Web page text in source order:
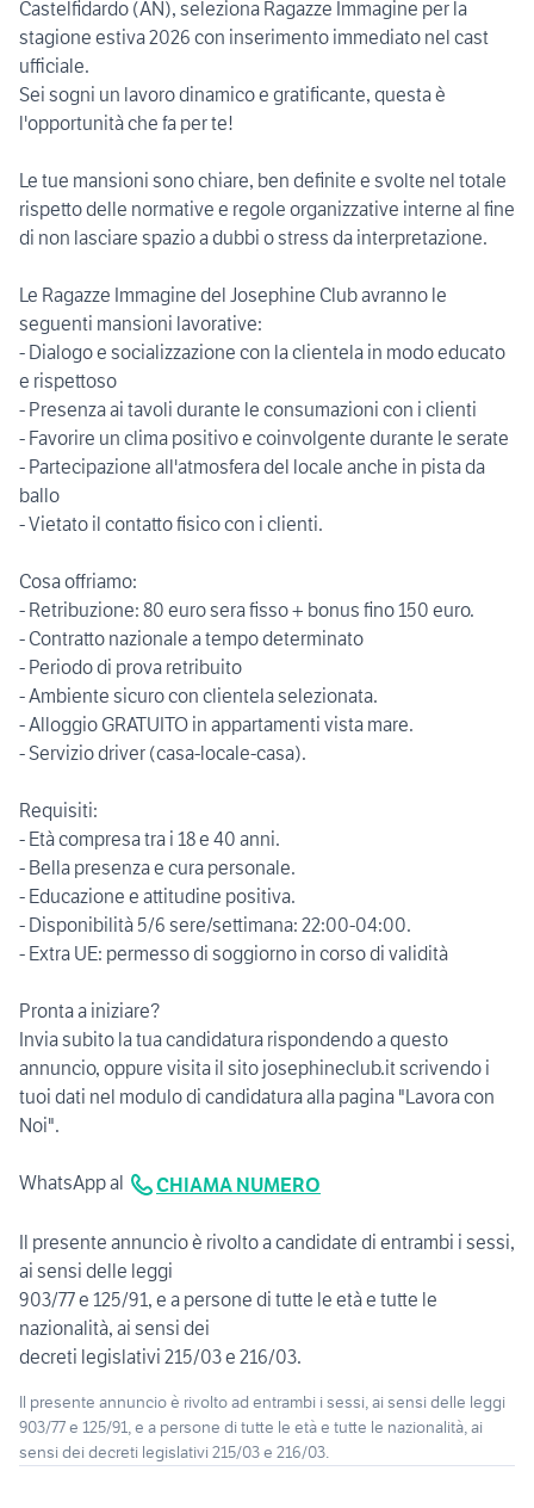
Castelfidardo (AN), seleziona Ragazze Immagine per la
stagione estiva 2026 con inserimento immediato nel cast
ufficiale.
Sei sogni un lavoro dinamico e gratificante, questa è
l'opportunità che fa per te!
Le tue mansioni sono chiare, ben definite e svolte nel totale
rispetto delle normative e regole organizzative interne al fine
di non lasciare spazio a dubbi o stress da interpretazione.
Le Ragazze Immagine del Josephine Club avranno le
seguenti mansioni lavorative:
- Dialogo e socializzazione con la clientela in modo educato
e rispettoso
- Presenza ai tavoli durante le consumazioni con i clienti
- Favorire un clima positivo e coinvolgente durante le serate
- Partecipazione all'atmosfera del locale anche in pista da
ballo
- Vietato il contatto fisico con i clienti.
Cosa offriamo:
- Retribuzione: 80 euro sera fisso + bonus fino 150 euro.
- Contratto nazionale a tempo determinato
- Periodo di prova retribuito
- Ambiente sicuro con clientela selezionata.
- Alloggio GRATUITO in appartamenti vista mare.
- Servizio driver (casa-locale-casa).
Requisiti:
- Età compresa tra i 18 e 40 anni.
- Bella presenza e cura personale.
- Educazione e attitudine positiva.
- Disponibilità 5/6 sere/settimana: 22:00-04:00.
- Extra UE: permesso di soggiorno in corso di validità
Pronta a iniziare?
Invia subito la tua candidatura rispondendo a questo
annuncio, oppure visita il sito josephineclub.it scrivendo i
tuoi dati nel modulo di candidatura alla pagina "Lavora con
Noi".
WhatsApp al CHIAMA NUMERO
Il presente annuncio è rivolto a candidate di entrambi i sessi,
ai sensi delle leggi
903/77 e 125/91, e a persone di tutte le età e tutte le
nazionalità, ai sensi dei
decreti legislativi 215/03 e 216/03.
Il presente annuncio è rivolto ad entrambi i sessi, ai sensi delle leggi
903/77 e 125/91, e a persone di tutte le età e tutte le nazionalità, ai
sensi dei decreti legislativi 215/03 e 216/03.